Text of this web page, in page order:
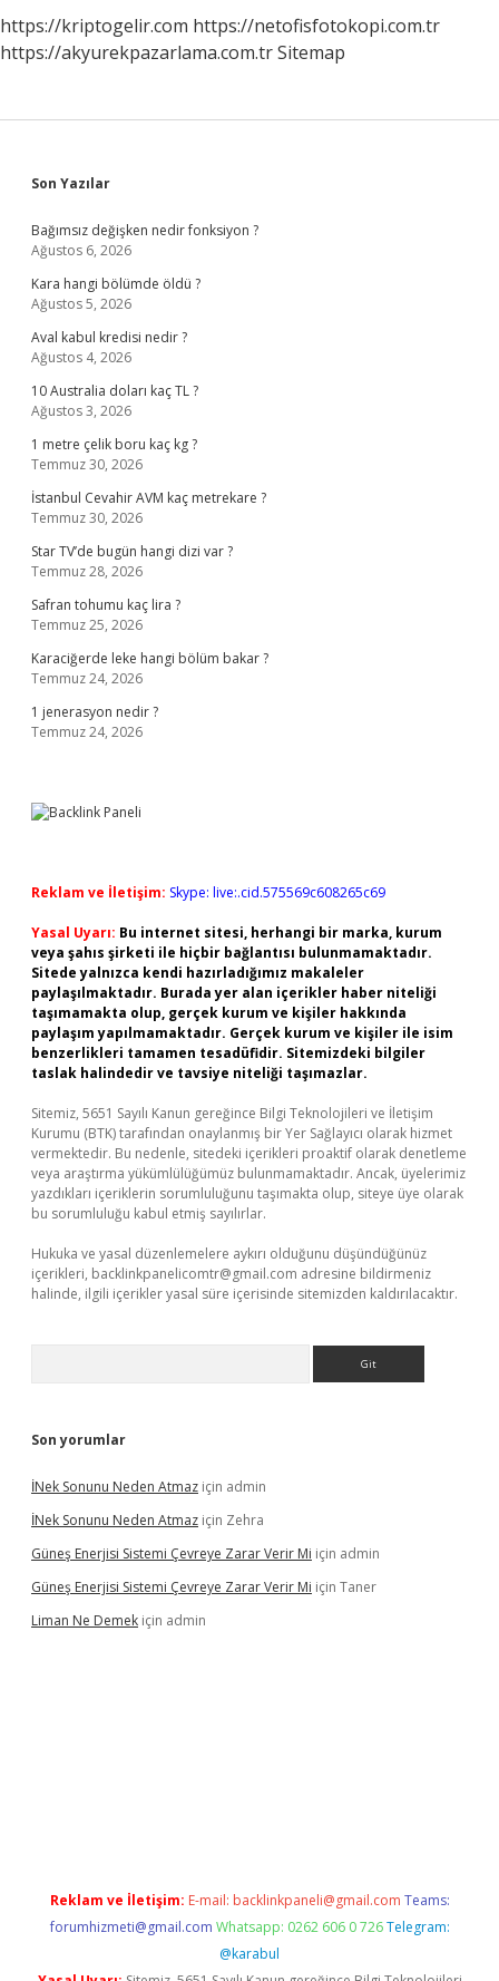
https://kriptogelir.com https://netofisfotokopi.com.tr
https://akyurekpazarlama.com.trSitemap
Sidebar
Son Yazılar
Bağımsız değişken nedir fonksiyon ?
Ağustos 6, 2026
Kara hangi bölümde öldü ?
Ağustos 5, 2026
Aval kabul kredisi nedir ?
Ağustos 4, 2026
10 Australia doları kaç TL ?
Ağustos 3, 2026
1 metre çelik boru kaç kg ?
Temmuz 30, 2026
İstanbul Cevahir AVM kaç metrekare ?
Temmuz 30, 2026
Star TV’de bugün hangi dizi var ?
Temmuz 28, 2026
Safran tohumu kaç lira ?
Temmuz 25, 2026
Karaciğerde leke hangi bölüm bakar ?
Temmuz 24, 2026
1 jenerasyon nedir ?
Temmuz 24, 2026
Reklam ve İletişim: Skype: live:.cid.575569c608265c69
Yasal Uyarı: Bu internet sitesi, herhangi bir marka, kurum
veya şahıs şirketi ile hiçbir bağlantısı bulunmamaktadır.
Sitede yalnızca kendi hazırladığımız makaleler
paylaşılmaktadır. Burada yer alan içerikler haber niteliği
taşımamakta olup, gerçek kurum ve kişiler hakkında
paylaşım yapılmamaktadır. Gerçek kurum ve kişiler ile isim
benzerlikleri tamamen tesadüfidir. Sitemizdeki bilgiler
taslak halindedir ve tavsiye niteliği taşımazlar.
Sitemiz, 5651 Sayılı Kanun gereğince Bilgi Teknolojileri ve İletişim
Kurumu (BTK) tarafından onaylanmış bir Yer Sağlayıcı olarak hizmet
vermektedir. Bu nedenle, sitedeki içerikleri proaktif olarak denetleme
veya araştırma yükümlülüğümüz bulunmamaktadır. Ancak, üyelerimiz
yazdıkları içeriklerin sorumluluğunu taşımakta olup, siteye üye olarak
bu sorumluluğu kabul etmiş sayılırlar.
Hukuka ve yasal düzenlemelere aykırı olduğunu düşündüğünüz
içerikleri, backlinkpanelicomtr@gmail.com adresine bildirmeniz
halinde, ilgili içerikler yasal süre içerisinde sitemizden kaldırılacaktır.
Son yorumlar
İNek Sonunu Neden Atmaz için admin
İNek Sonunu Neden Atmaz için Zehra
Güneş Enerjisi Sistemi Çevreye Zarar Verir Mi için admin
Güneş Enerjisi Sistemi Çevreye Zarar Verir Mi için Taner
Liman Ne Demek için admin
Reklam ve İletişim: E-mail: backlinkpaneli@gmail.com Teams:
forumhizmeti@gmail.com Whatsapp: 0262 606 0 726 Telegram:
@karabul